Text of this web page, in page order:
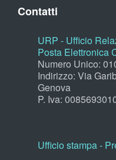
Contatti
URP - Ufficio
Posta Elettronica
Numero Unico:
Indirizzo: Via
Genova
P. Iva:
Ufficio stampa -